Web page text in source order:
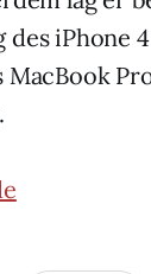
iPhone
MacBook